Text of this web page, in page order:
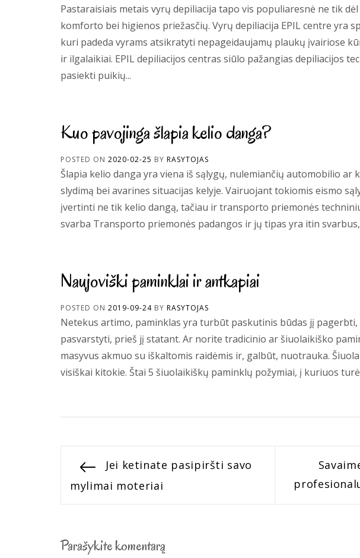
Pastaraisiais metais vyrų depiliacija tapo vis populiaresnė ne tik
komforto bei higienos priežasčių. Vyrų depiliacija EPIL centre yra
kuri padeda vyrams atsikratyti nepageidaujamų plaukų įvairiose
ir ilgalaikiai. EPIL depiliacijos centras siūlo pažangias depiliacijos
pasiekti puikių...
Kuo pavojinga šlapia kelio danga?
POSTED ON 2020-02-25 BY RASYTOJAS
Šlapia kelio danga yra viena iš sąlygų, nulemiančių automobilio
slydimą bei avarines situacijas kelyje. Vairuojant tokiomis eismo
įvertinti ne tik kelio dangą, tačiau ir transporto priemonės
svarba Transporto priemonės padangos ir jų tipas yra itin svarbus,
Naujoviški paminklai ir antkapiai
POSTED ON 2019-09-24 BY RASYTOJAS
Netekus artimo, paminklas yra turbūt paskutinis būdas jį
pasvarstyti, prieš jį statant. Ar norite tradicinio ar šiuolaikiško
masyvus akmuo su iškaltomis raidėmis ir, galbūt, nuotrauka.
visiškai kitokie. Štai 5 šiuolaikiškų paminklų požymiai, į kuriuos
Navigacija
tarp
Previous
post:
Jei ketinate pasipiršti savo
mylimai moteriai
Next
post:
Parašykite komentarą